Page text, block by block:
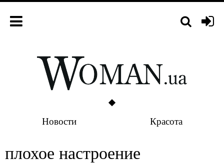
Новости Красота
плохое настроение